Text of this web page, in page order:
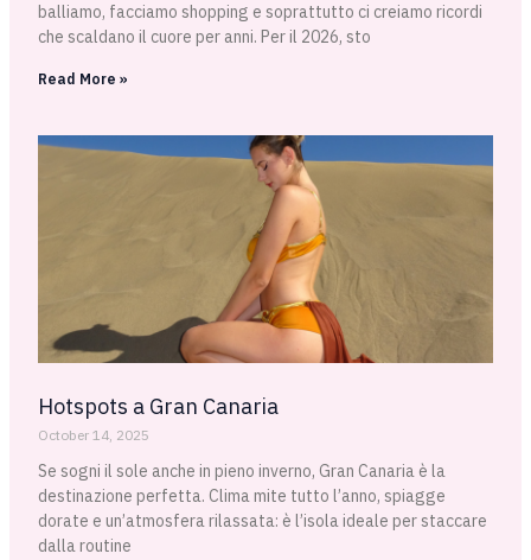
balliamo, facciamo shopping e soprattutto ci creiamo ricordi
che scaldano il cuore per anni. Per il 2026, sto
Read More »
Hotspots a Gran Canaria
October 14, 2025
Se sogni il sole anche in pieno inverno, Gran Canaria è la
destinazione perfetta. Clima mite tutto l’anno, spiagge
dorate e un’atmosfera rilassata: è l’isola ideale per staccare
dalla routine